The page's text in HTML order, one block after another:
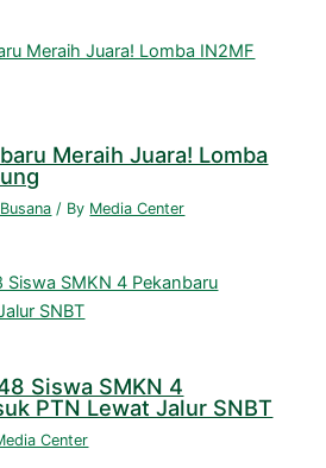
Meraih Juara! Lomba
/ By Media Center
Siswa SMKN 4
PTN Lewat Jalur SNBT
Center